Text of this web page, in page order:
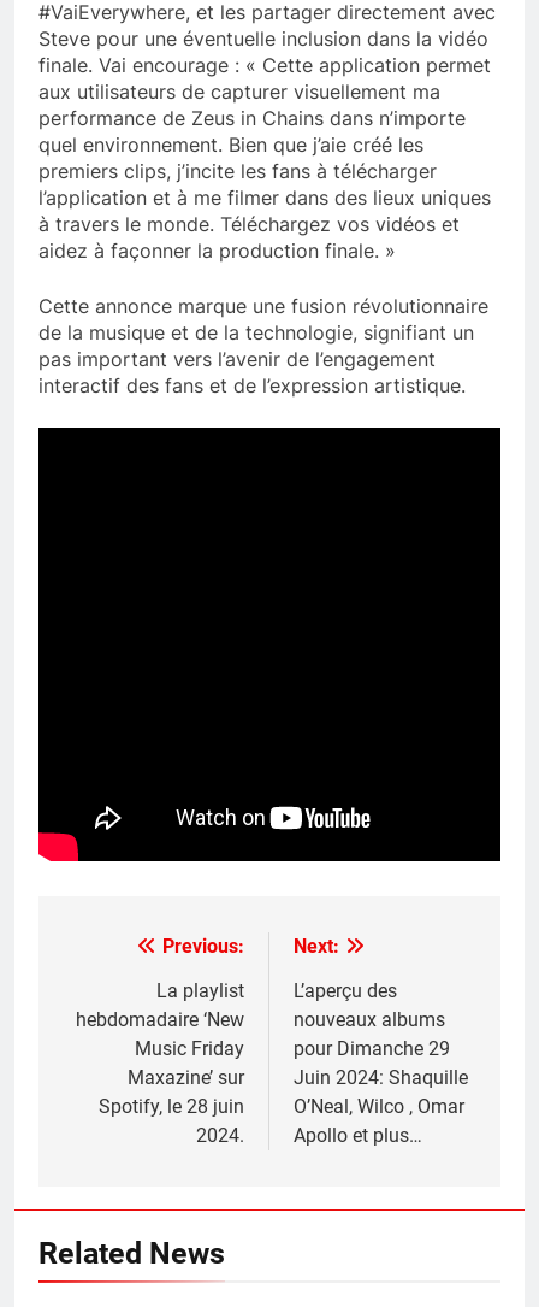
#VaiEverywhere, et les partager directement avec
Steve pour une éventuelle inclusion dans la vidéo
finale. Vai encourage : « Cette application permet
aux utilisateurs de capturer visuellement ma
performance de Zeus in Chains dans n’importe
quel environnement. Bien que j’aie créé les
premiers clips, j’incite les fans à télécharger
l’application et à me filmer dans des lieux uniques
à travers le monde. Téléchargez vos vidéos et
aidez à façonner la production finale. »
Cette annonce marque une fusion révolutionnaire
de la musique et de la technologie, signifiant un
pas important vers l’avenir de l’engagement
interactif des fans et de l’expression artistique.
navigation
Previous:
La playlist
hebdomadaire ‘New
Music Friday
Maxazine’ sur
Spotify, le 28 juin
2024.
Next:
L’aperçu des
nouveaux albums
pour Dimanche 29
Juin 2024: Shaquille
O’Neal, Wilco , Omar
Apollo et plus…
Related News